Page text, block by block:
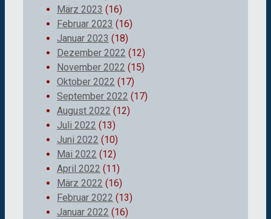
März 2023 (16)
Februar 2023 (16)
Januar 2023 (18)
Dezember 2022 (12)
November 2022 (15)
Oktober 2022 (17)
September 2022 (17)
August 2022 (12)
Juli 2022 (13)
Juni 2022 (10)
Mai 2022 (12)
April 2022 (11)
März 2022 (16)
Februar 2022 (13)
Januar 2022 (16)